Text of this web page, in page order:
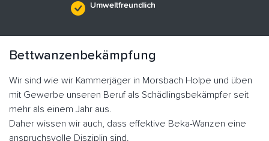
Umweltfreundlich
Bettwanzenbekämpfung
Wir sind wie wir Kammerjäger in Morsbach Holpe und üben
mit Gewerbe unseren Beruf als Schädlingsbekämpfer seit
mehr als einem Jahr aus.
Daher wissen wir auch, dass effektive Beka-Wanzen eine
anspruchsvolle Disziplin sind.